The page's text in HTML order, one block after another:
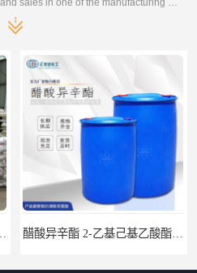
醋酸异辛酯 2-乙基己基乙酸酯 170kg/桶 31565-19-2